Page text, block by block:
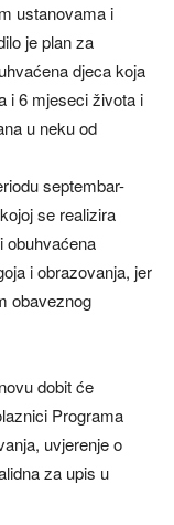
ustanovama i
je plan za
djeca koja
i 6 mjeseci života i
u neku od
septembar-
se realizira
obuhvaćena
i obrazovanja, jer
obaveznog
dobit će
Programa
uvjerenje o
za upis u